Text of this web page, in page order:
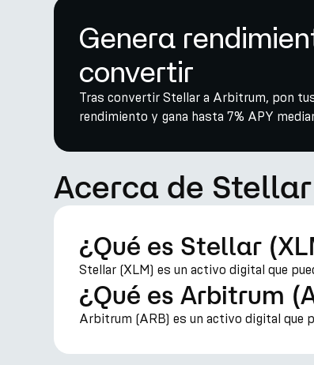
Genera
convertir
Tras convertir Stellar a Arbitrum, pon
rendimiento y gana hasta 7% APY
Acerca de
¿Qué es Stellar
Stellar (XLM) es un activo digital que
¿Qué es Arbitrum
Arbitrum (ARB) es un activo digital que